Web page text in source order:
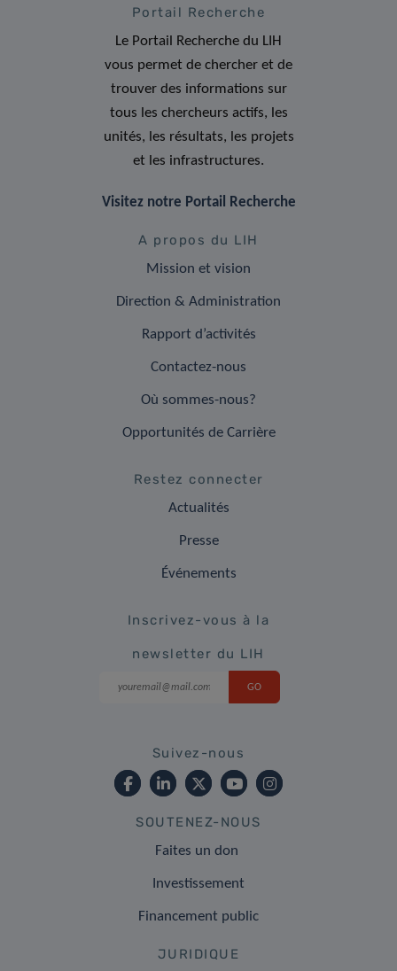
Portail Recherche
Le Portail Recherche du LIH
vous permet de chercher et de
trouver des informations sur
tous les chercheurs actifs, les
unités, les résultats, les projets
et les infrastructures.
Visitez notre Portail Recherche
A propos du LIH
Mission et vision
Direction & Administration
Rapport d’activités
Contactez-nous
Où sommes-nous?
Opportunités de Carrière
Restez connecter
Actualités
Presse
Événements
Inscrivez-vous à la
newsletter du LIH
Suivez-nous
SOUTENEZ-NOUS
Faites un don
Investissement
Financement public
JURIDIQUE